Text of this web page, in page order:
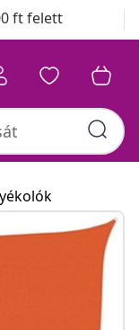
ft felett